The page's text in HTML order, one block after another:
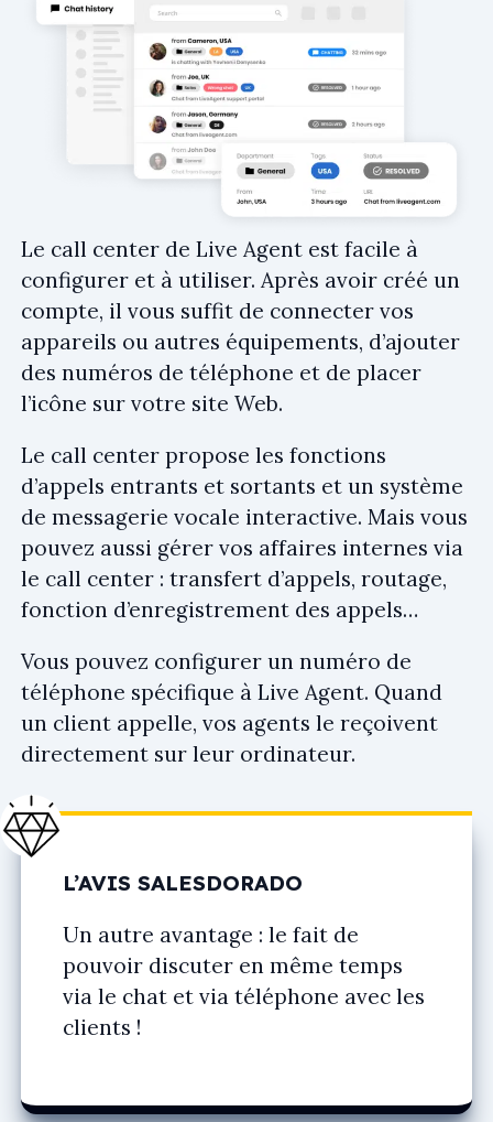
Le call center de Live Agent est facile à
configurer et à utiliser. Après avoir créé un
compte, il vous suffit de connecter vos
appareils ou autres équipements, d’ajouter
des numéros de téléphone et de placer
l’icône sur votre site Web.
Le call center propose les fonctions
d’appels entrants et sortants et un système
de messagerie vocale interactive. Mais vous
pouvez aussi gérer vos affaires internes via
le call center : transfert d’appels, routage,
fonction d’enregistrement des appels…
Vous pouvez configurer un numéro de
téléphone spécifique à Live Agent. Quand
un client appelle, vos agents le reçoivent
directement sur leur ordinateur.
L’AVIS SALESDORADO
Un autre avantage : le fait de
pouvoir discuter en même temps
via le chat et via téléphone avec les
clients !